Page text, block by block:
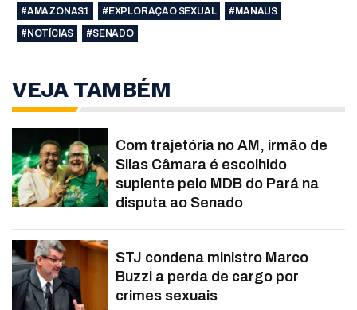
#AMAZONAS1 #EXPLORAÇÃO SEXUAL
#MANAUS
#NOTÍCIAS
#SENADO
VEJA TAMBÉM
Com trajetória no AM, irmão de
Silas Câmara é escolhido
suplente pelo MDB do Pará na
disputa ao Senado
STJ condena ministro Marco
Buzzi a perda de cargo por
crimes sexuais